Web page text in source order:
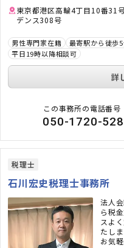
東京都港区高輪4丁目10番31
デンス308号
男性専門家在籍 最寄駅から徒歩
平日19時以降相談可
詳
この事務所の電話番号
050-1720-
税理士
石川宏史税理士事務所
法人
ら税
スよ
たし
お気